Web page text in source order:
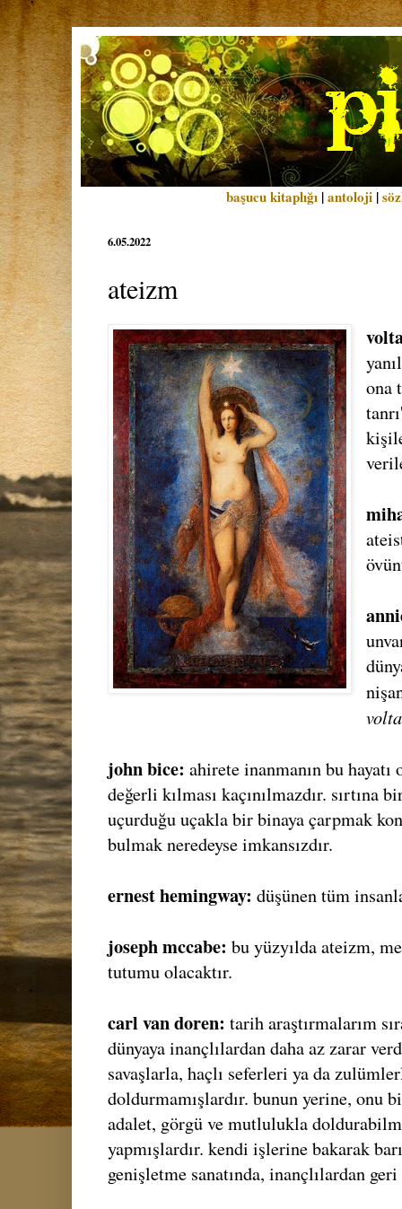
başucu kitaplığı |antoloji |
6.05.2022
ateizm
ona
john bice: ahirete inanmanın bu
değerli kılması kaçınılmazdır. sırtına
uçurduğu uçakla bir binaya çarpmak
bulmak neredeyse imkansızdır.
ernest hemingway: düşünen tüm
joseph mccabe: bu yüzyılda ateizm,
tutumu olacaktır.
carl van doren: tarih araştırmalarım
dünyaya inançlılardan daha az zarar
savaşlarla, haçlı seferleri ya da
doldurmamışlardır. bunun yerine, onu
adalet, görgü ve mutlulukla
yapmışlardır. kendi işlerine bakarak
genişletme sanatında, inançlılardan